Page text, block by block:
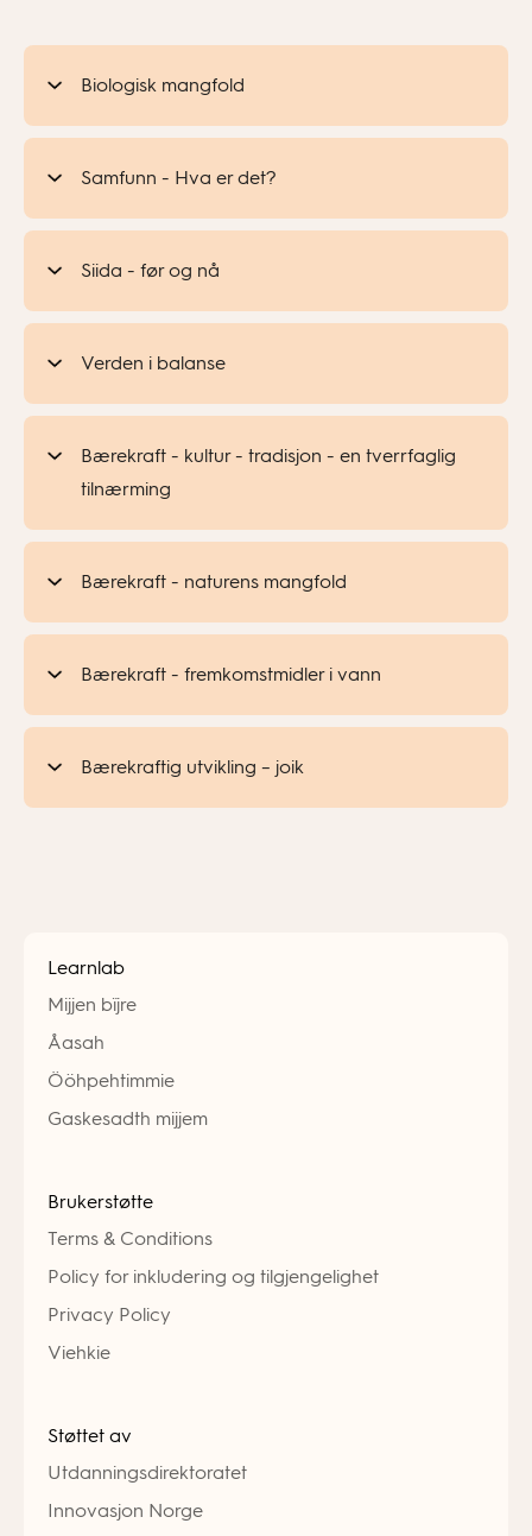
Biologisk mangfold
Samfunn - Hva er det?
Siida - før og nå
Verden i balanse
Bærekraft - kultur - tradisjon - en tverrfaglig
tilnærming
Bærekraft - naturens mangfold
Bærekraft - fremkomstmidler i vann
Bærekraftig utvikling – joik
Learnlab
Mijjen bïjre
Åasah
Ööhpehtimmie
Gaskesadth mijjem
Brukerstøtte
Terms & Conditions
Policy for inkludering og tilgjengelighet
Privacy Policy
Viehkie
Støttet av
Utdanningsdirektoratet
Innovasjon Norge